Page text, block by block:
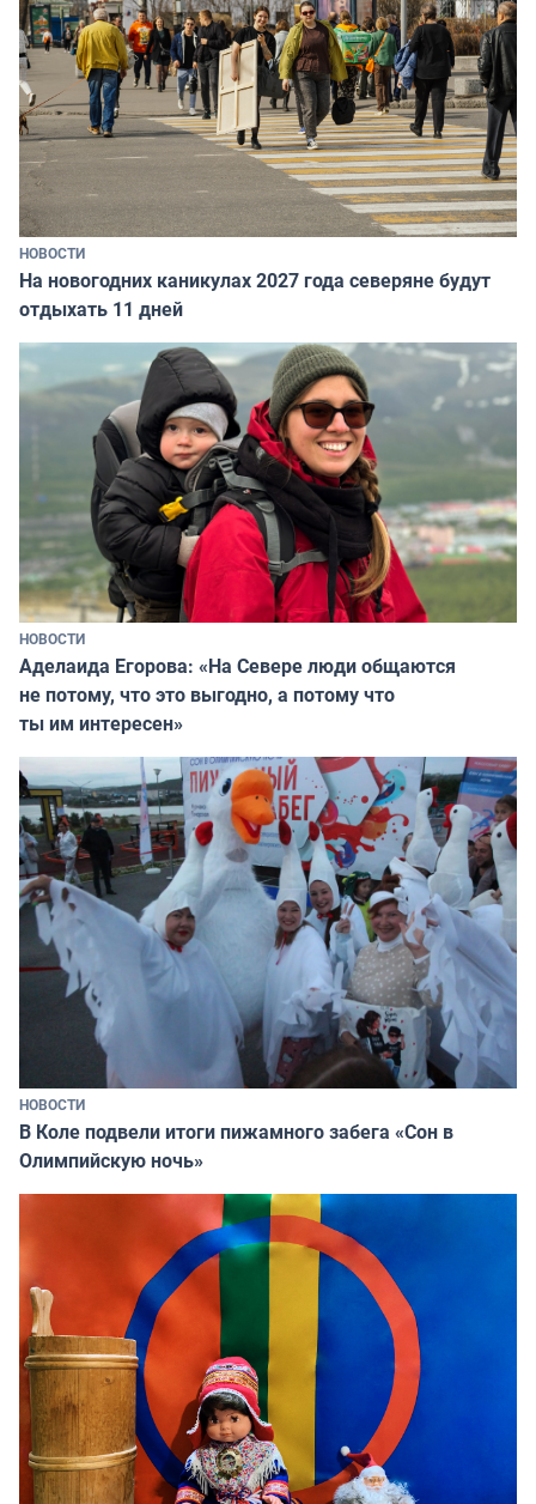
НОВОСТИ
На новогодних каникулах 2027 года северяне будут
отдыхать 11 дней
НОВОСТИ
Аделаида Егорова: «На Севере люди общаются
не потому, что это выгодно, а потому что
ты им интересен»
НОВОСТИ
В Коле подвели итоги пижамного забега «Сон в
Олимпийскую ночь»